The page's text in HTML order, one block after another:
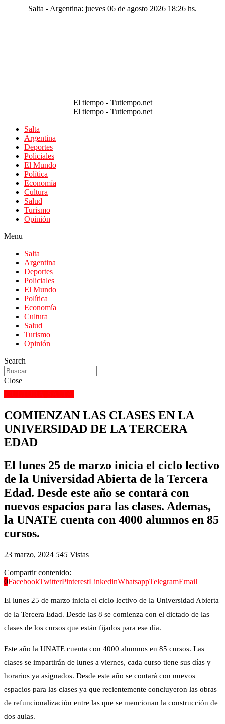
Salta - Argentina: jueves 06 de agosto 2026 18:26 hs.
El tiempo - Tutiempo.net
El tiempo - Tutiempo.net
Salta
Argentina
Deportes
Policiales
El Mundo
Política
Economía
Cultura
Salud
Turismo
Opinión
Menu
Salta
Argentina
Deportes
Policiales
El Mundo
Política
Economía
Cultura
Salud
Turismo
Opinión
Search
Close
COMIENZAN LAS CLASES EN LA
UNIVERSIDAD DE LA TERCERA
EDAD
El lunes 25 de marzo inicia el ciclo lectivo
de la Universidad Abierta de la Tercera
Edad. Desde este año se contará con
nuevos espacios para las clases. Ademas,
la UNATE cuenta con 4000 alumnos en 85
cursos.
23 marzo, 2024 545 Vistas
Compartir contenido:
0FacebookTwitterPinterestLinkedinWhatsappTelegramEmail
El lunes 25 de marzo inicia el ciclo lectivo de la Universidad Abierta
de la Tercera Edad. Desde las 8 se comienza con el dictado de las
clases de los cursos que están fijados para ese día.
Este año la UNATE cuenta con 4000 alumnos en 85 cursos. Las
clases se impartirán de lunes a viernes, cada curso tiene sus días y
horarios ya asignados. Desde este año se contará con nuevos
espacios para las clases ya que recientemente concluyeron las obras
de refuncionalización entre las que se mencionan la construcción de
dos aulas.